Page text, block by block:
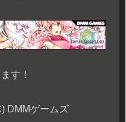
す！
DMMゲームズ